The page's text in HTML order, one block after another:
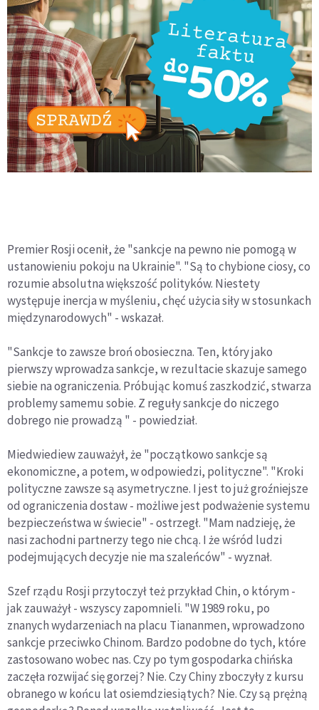
Premier Rosji ocenił, że "sankcje na pewno nie pomogą w
ustanowieniu pokoju na Ukrainie". "Są to chybione ciosy, co
rozumie absolutna większość polityków. Niestety
występuje inercja w myśleniu, chęć użycia siły w stosunkach
międzynarodowych" - wskazał.
"Sankcje to zawsze broń obosieczna. Ten, który jako
pierwszy wprowadza sankcje, w rezultacie skazuje samego
siebie na ograniczenia. Próbując komuś zaszkodzić, stwarza
problemy samemu sobie. Z reguły sankcje do niczego
dobrego nie prowadzą " - powiedział.
Miedwiediew zauważył, że "początkowo sankcje są
ekonomiczne, a potem, w odpowiedzi, polityczne". "Kroki
polityczne zawsze są asymetryczne. I jest to już groźniejsze
od ograniczenia dostaw - możliwe jest podważenie systemu
bezpieczeństwa w świecie" - ostrzegł. "Mam nadzieję, że
nasi zachodni partnerzy tego nie chcą. I że wśród ludzi
podejmujących decyzje nie ma szaleńców" - wyznał.
Szef rządu Rosji przytoczył też przykład Chin, o którym -
jak zauważył - wszyscy zapomnieli. "W 1989 roku, po
znanych wydarzeniach na placu Tiananmen, wprowadzono
sankcje przeciwko Chinom. Bardzo podobne do tych, które
zastosowano wobec nas. Czy po tym gospodarka chińska
zaczęła rozwijać się gorzej? Nie. Czy Chiny zboczyły z kursu
obranego w końcu lat osiemdziesiątych? Nie. Czy są prężną